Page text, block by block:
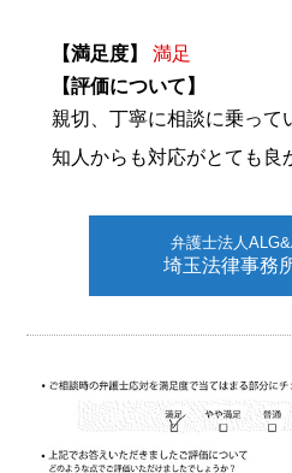
【満足度】
満足
【評価について】
親切、丁寧に相談に乗って
知人からも対応がとても良
弁護士法人
埼玉法律事務